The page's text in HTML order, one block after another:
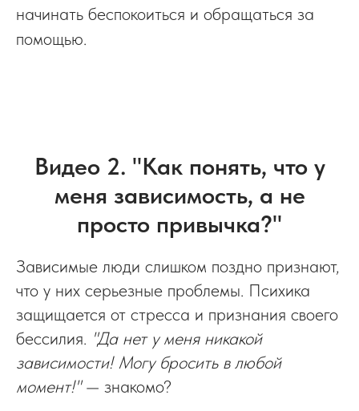
начинать беспокоиться и обращаться за
помощью.
Видео 2. "Как понять, что у
меня зависимость, а не
просто привычка?"
Зависимые люди слишком поздно признают,
что у них серьезные проблемы. Психика
защищается от стресса и признания своего
бессилия. "Да нет у меня никакой
зависимости! Могу бросить в любой
момент!"— знакомо?